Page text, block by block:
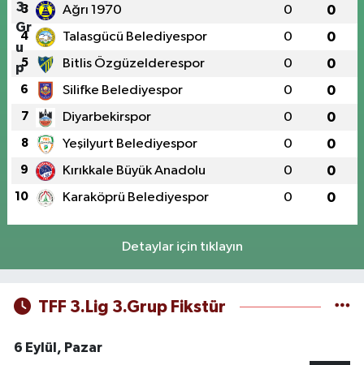
3 Ağrı 1970 0 0
4 Talasgücü Belediyespor 0 0
5 Bitlis Özgüzelderespor 0 0
6 Silifke Belediyespor 0 0
7 Diyarbekirspor 0 0
8 Yeşilyurt Belediyespor 0 0
9 Kırıkkale Büyük Anadolu 0 0
10 Karaköprü Belediyespor 0 0
Detaylar için tıklayın
TFF 3.Lig 3.Grup Fikstür
6 Eylül, Pazar